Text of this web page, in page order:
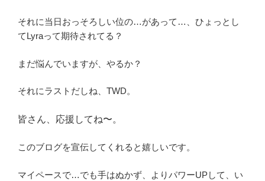
それに当日おっそろしい位の…があって…、ひょっとし
てLyraって期待されてる？
まだ悩んでいますが、やるか？
それにラストだしね、TWD。
皆さん、応援してね〜。
このブログを宣伝してくれると嬉しいです。
マイペースで…でも手はぬかず、よりパワーUPして、い